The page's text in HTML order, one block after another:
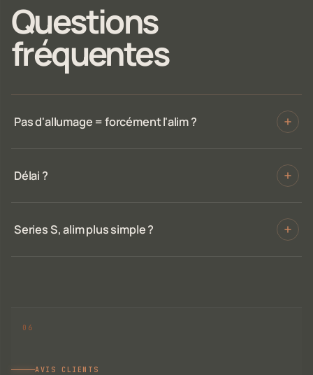
Questions
fréquentes
Pas d'allumage = forcément l'alim ?
Délai ?
Series S, alim plus simple ?
AVIS CLIENTS